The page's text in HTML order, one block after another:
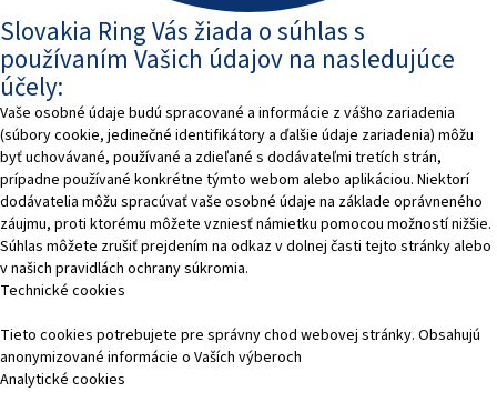
Slovakia Ring Vás žiada o súhlas s
používaním Vašich údajov na nasledujúce
účely:
Vaše osobné údaje budú spracované a informácie z vášho zariadenia
(súbory cookie, jedinečné identifikátory a ďalšie údaje zariadenia) môžu
byť uchovávané, používané a zdieľané s dodávateľmi tretích strán,
prípadne používané konkrétne týmto webom alebo aplikáciou. Niektorí
dodávatelia môžu spracúvať vaše osobné údaje na základe oprávneného
záujmu, proti ktorému môžete vzniesť námietku pomocou možností nižšie.
Súhlas môžete zrušiť prejdením na odkaz v dolnej časti tejto stránky alebo
v našich pravidlách ochrany súkromia.
Technické cookies
Tieto cookies potrebujete pre správny chod webovej stránky. Obsahujú
anonymizované informácie o Vaších výberoch
Analytické cookies